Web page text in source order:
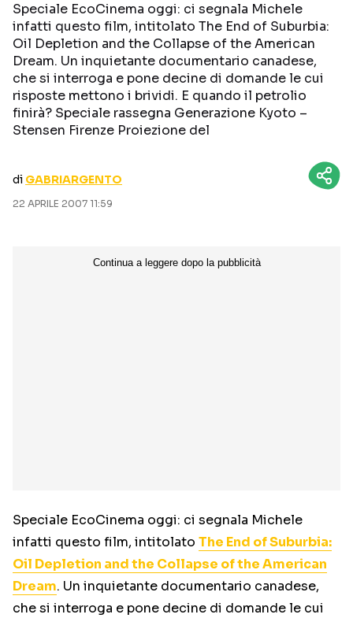
Categorie
NOTIZIE
CURIOSITÀ
RECENSIONI
TRAILER
BOX OFFICE
Speciale EcoCinema oggi: ci segnala Michele
infatti questo film, intitolato The End of Suburbia:
Oil Depletion and the Collapse of the American
Dream. Un inquietante documentario canadese,
che si interroga e pone decine di domande le cui
risposte mettono i brividi. E quando il petrolio
finirà? Speciale rassegna Generazione Kyoto –
Stensen Firenze Proiezione del
di GABRIARGENTO
22 APRILE 2007 11:59
Speciale EcoCinema oggi: ci segnala Michele
infatti questo film, intitolato The End of Suburbia:
Oil Depletion and the Collapse of the American
Dream. Un inquietante documentario canadese,
che si interroga e pone decine di domande le cui